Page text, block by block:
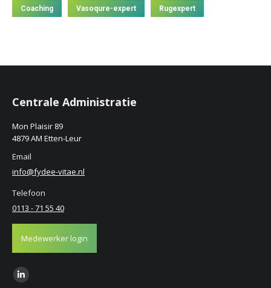
Coaching Vasoqure-expert Rugexpert
Centrale Administratie
Mon Plaisir 89
4879 AM Etten-Leur
Email
info@fydee-vitae.nl
Telefoon
0113 - 71 55 40
Medewerker login
Find us on:
Linkedin